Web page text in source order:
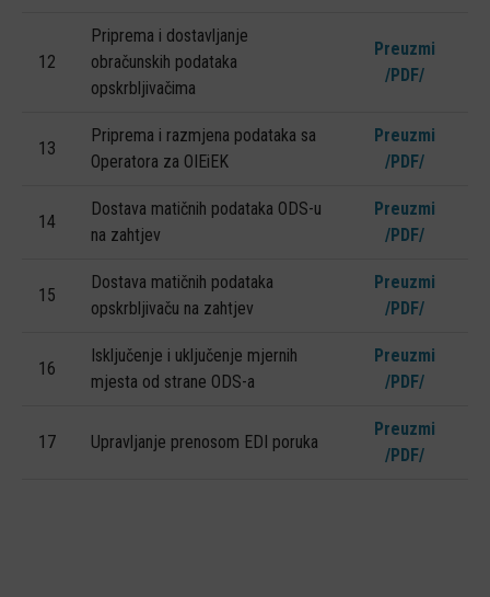
12
Priprema i dostavljanje
obračunskih podataka
opskrbljivačima
Preuzmi
/PDF/
13
Priprema i razmjena podataka sa
Operatora za OIEiEK
Preuzmi
/PDF/
14
Dostava matičnih podataka ODS-u
na zahtjev
Preuzmi
/PDF/
15
Dostava matičnih podataka
opskrbljivaču na zahtjev
Preuzmi
/PDF/
16
Isključenje i uključenje mjernih
mjesta od strane ODS-a
Preuzmi
/PDF/
17 Upravljanje prenosom EDI poruka
Preuzmi
/PDF/